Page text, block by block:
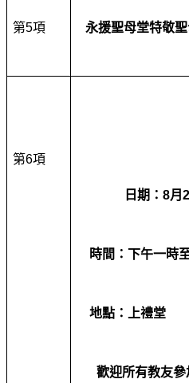
第5項 永援聖母堂特敬
第6項
堂
日期：8月
時間：下午一時
地點：上禮堂
歡迎所有教友參